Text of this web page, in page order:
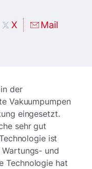
X Mail
der
Vakuumpumpen
eingesetzt.
sehr gut
ist
und
Technologie hat